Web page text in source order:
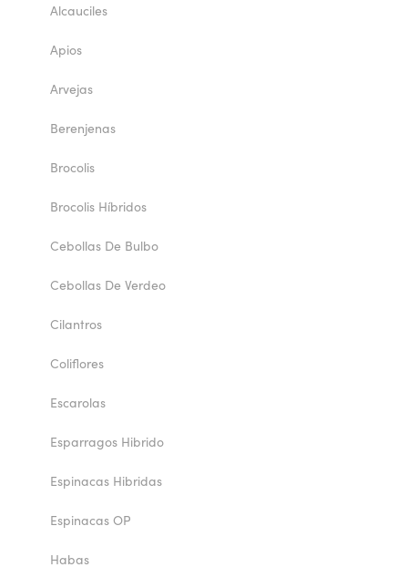
Alcauciles
Apios
Arvejas
Berenjenas
Brocolis
Brocolis Híbridos
Cebollas De Bulbo
Cebollas De Verdeo
Cilantros
Coliflores
Escarolas
Esparragos Hibrido
Espinacas Hibridas
Espinacas OP
Habas